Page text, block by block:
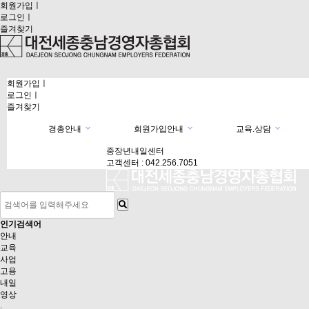
회원가입
로그인
즐겨찾기
회원가입
로그인
즐겨찾기
경총안내 회원가입안내 교육.상담
중장년내일센터
고객센터 : 042.256.7051
인기검색어
안내
교육
사업
고용
내일
영상
.